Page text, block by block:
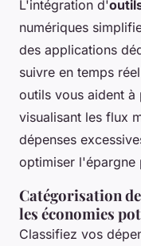
L'intégration d'
numériques
des applications
suivre en temps
outils vous aident à
visualisant les flux
dépenses
optimiser l'épargne
Catégorisation
les économies
Classifiez vos